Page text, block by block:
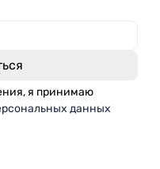
я принимаю
данных